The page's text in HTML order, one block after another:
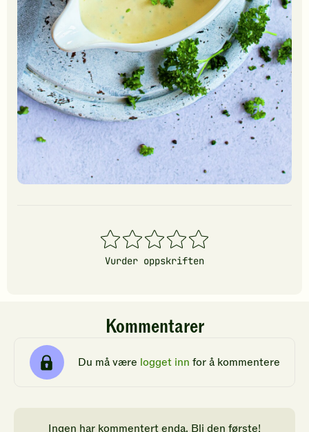
1
stjerner
2
stjerner
3
stjerner
4
stjerner
5
stjerner
Vurder oppskriften
Kommentarer
Du må være logget inn for å kommentere
Ingen har kommentert enda. Bli den første!